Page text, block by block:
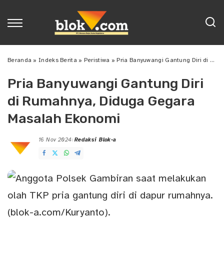
Beranda »Indeks Berita » Peristiwa »Pria Banyuwangi Gantung Diri di Rumahnya, Diduga Gegara Masalah Ekonomi
Pria Banyuwangi Gantung Diri
di Rumahnya, Diduga Gegara
Masalah Ekonomi
16 Nov 2024
Posted
by
Redaksi Blok-a